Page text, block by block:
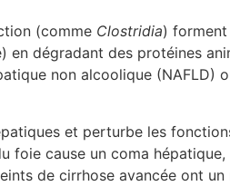
(comme Clostridia) forment
en dégradant des protéines
non alcoolique (NAFLD)
et perturbe les
foie cause un coma
de cirrhose avancée ont